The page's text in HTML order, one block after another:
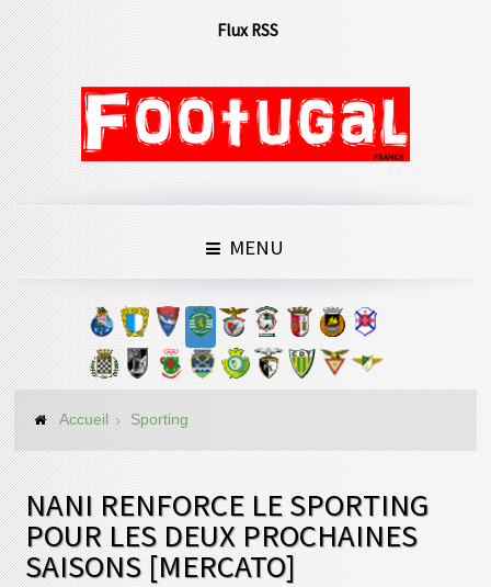
Flux RSS
MENU
Accueil Sporting
NANI RENFORCE LE SPORTING
POUR LES DEUX PROCHAINES
SAISONS [MERCATO]